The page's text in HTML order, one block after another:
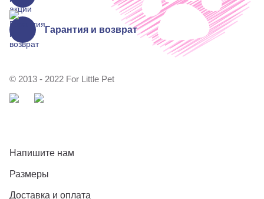
Гарантия и возврат
© 2013 - 2022 For Little Pet
Напишите нам
Размеры
Доставка и оплата